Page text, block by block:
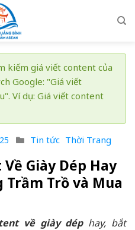
kiếm giá viết content của
Google: "Giá viết
Ví dụ: Giá viết content
Tin tức Thời Trang
Giày Dép Hay
Trầm Trồ và Mua
về giày déphay, bắt